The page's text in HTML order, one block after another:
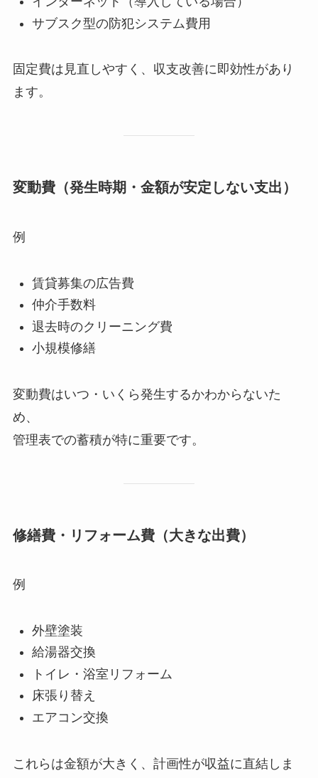
サブスク型の防犯システム費用
固定費は見直しやすく、収支改善に即効性があり
ます。
変動費（発生時期・金額が安定しない支出）
例
賃貸募集の広告費
仲介手数料
退去時のクリーニング費
小規模修繕
変動費はいつ・いくら発生するかわからないた
め、
管理表での蓄積が特に重要です。
修繕費・リフォーム費（大きな出費）
例
外壁塗装
給湯器交換
トイレ・浴室リフォーム
床張り替え
エアコン交換
これらは金額が大きく、計画性が収益に直結しま